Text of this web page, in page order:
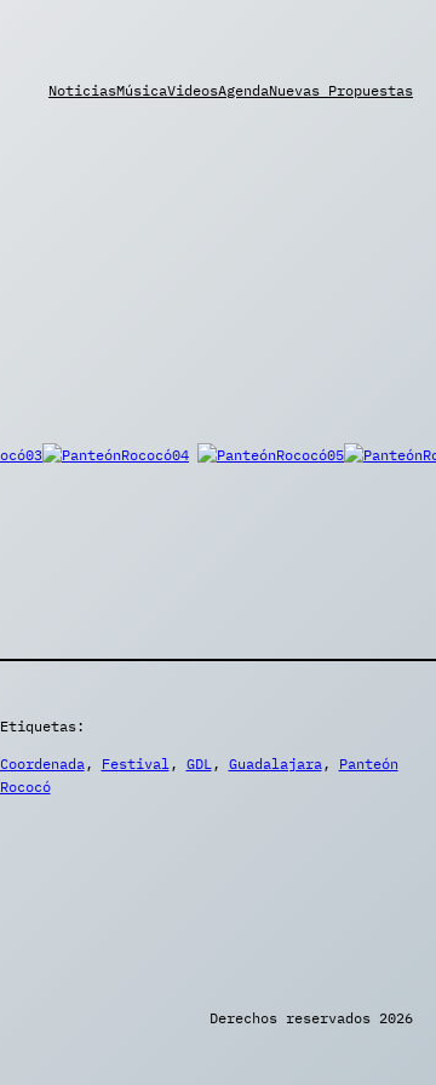
NoticiasMúsicaVideosAgendaNuevas Propuestas
Etiquetas:
Coordenada, Festival, GDL, Guadalajara, Panteón
Rococó
Derechos reservados 2026